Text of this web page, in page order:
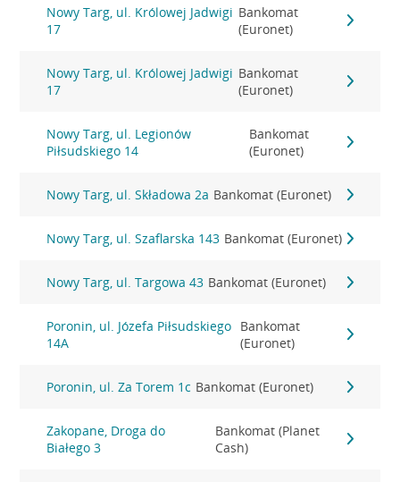
Nowy Targ, ul. Królowej Jadwigi
17
Bankomat
(Euronet)
Nowy Targ, ul. Królowej Jadwigi
17
Bankomat
(Euronet)
Nowy Targ, ul. Legionów
Piłsudskiego 14
Bankomat
(Euronet)
Nowy Targ, ul. Składowa 2a Bankomat (Euronet)
Nowy Targ, ul. Szaflarska 143 Bankomat (Euronet)
Nowy Targ, ul. Targowa 43 Bankomat (Euronet)
Poronin, ul. Józefa Piłsudskiego
14A
Bankomat
(Euronet)
Poronin, ul. Za Torem 1c Bankomat (Euronet)
Zakopane, Droga do
Białego 3
Bankomat (Planet
Cash)